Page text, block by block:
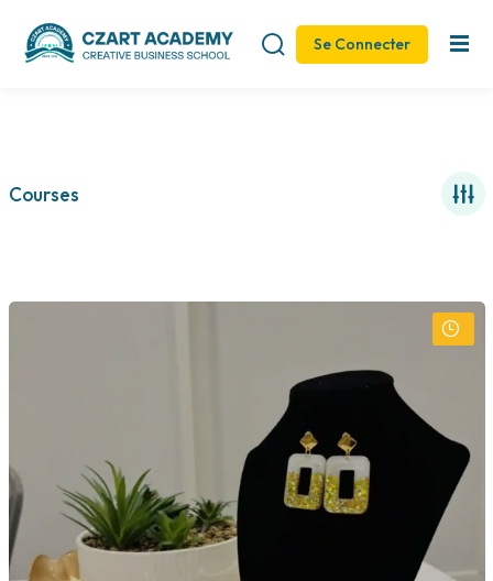
Se Connecter
Courses
Sign in Sign up
Lost your password?